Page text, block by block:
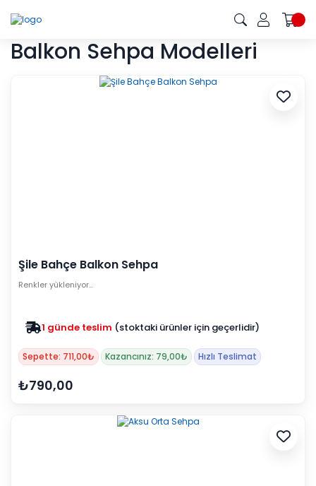
Balkon Sehpa Modelleri
Şile Bahçe Balkon Sehpa
Renkler yükleniyor…
1 günde teslim (stoktaki ürünler için geçerlidir)
Sepette: 711,00₺ Kazancınız: 79,00₺ Hızlı Teslimat
₺790,00